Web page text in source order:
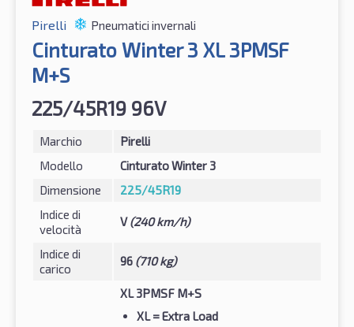
Pirelli Pneumatici invernali
Cinturato Winter 3 XL 3PMSF
M+S
225/45R19 96V
Marchio
Pirelli
Modello
Cinturato Winter 3
Dimensione
225/45R19
Indice di
velocità
V(240 km/h)
Indice di
carico
96 (710 kg)
XL 3PMSF M+S
XL= Extra Load